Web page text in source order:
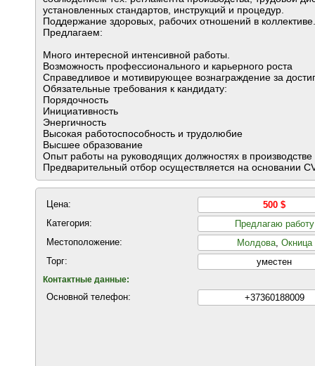
установленных стандартов, инструкций и процедур.
Поддержание здоровых, рабочих отношений в
Предлагаем:
Много интересной интенсивной работы.
Возможность профессионального и карьерного роста
Справедливое и мотивирующее вознаграждение за
Обязательные требования к кандидату:
Порядочность
Инициативность
Энергичность
Высокая работоспособность и трудолюбие
Высшее образование
Опыт работы на руководящих должностях в производстве
Предварительный отбор осуществляется на основании
Цена:
500 $
Категория:
Предлагаю работу
Местоположение:
Молдова, Окница
Торг:
уместен
Контактные данные:
Основной телефон: +37360188009